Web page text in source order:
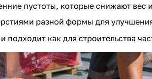
пустоты, которые снижают вес
разной формы для
подходит как для строительства